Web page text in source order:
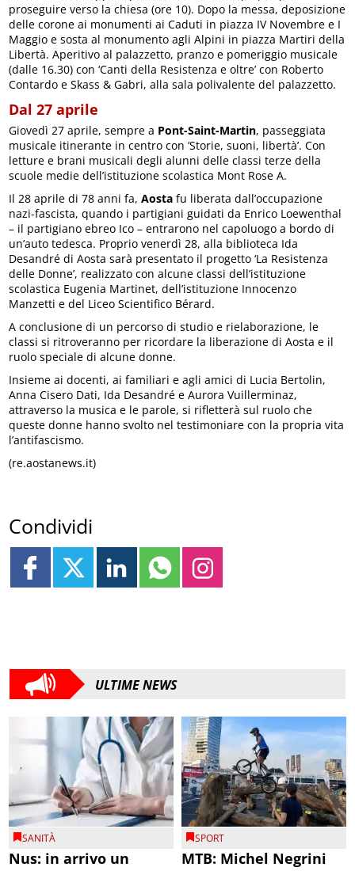
proseguire verso la chiesa (ore 10). Dopo la messa, deposizione
delle corone ai monumenti ai Caduti in piazza IV Novembre e I
Maggio e sosta al monumento agli Alpini in piazza Martiri della
Libertà. Aperitivo al palazzetto, pranzo e pomeriggio musicale
(dalle 16.30) con ‘Canti della Resistenza e oltre’ con Roberto
Contardo e Skass & Gabri, alla sala polivalente del palazzetto.
Dal 27 aprile
Giovedì 27 aprile, sempre a Pont-Saint-Martin, passeggiata
musicale itinerante in centro con ‘Storie, suoni, libertà’. Con
letture e brani musicali degli alunni delle classi terze della
scuole medie dell’istituzione scolastica Mont Rose A.
Il 28 aprile di 78 anni fa,Aosta fu liberata dall’occupazione
nazi-fascista, quando i partigiani guidati da Enrico Loewenthal
– il partigiano ebreo Ico – entrarono nel capoluogo a bordo di
un’auto tedesca. Proprio venerdì 28, alla biblioteca Ida
Desandré di Aosta sarà presentato il progetto ‘La Resistenza
delle Donne’, realizzato con alcune classi dell’istituzione
scolastica Eugenia Martinet, dell’istituzione Innocenzo
Manzetti e del Liceo Scientifico Bérard.
A conclusione di un percorso di studio e rielaborazione, le
classi si ritroveranno per ricordare la liberazione di Aosta e il
ruolo speciale di alcune donne.
Insieme ai docenti, ai familiari e agli amici di Lucia Bertolin,
Anna Cisero Dati, Ida Desandré e Aurora Vuillerminaz,
attraverso la musica e le parole, si rifletterà sul ruolo che
queste donne hanno svolto nel testimoniare con la propria vita
l’antifascismo.
(re.aostanews.it)
Condividi
ULTIME NEWS
SANITÀ
Nus: in arrivo un
SPORT
MTB: Michel Negrini